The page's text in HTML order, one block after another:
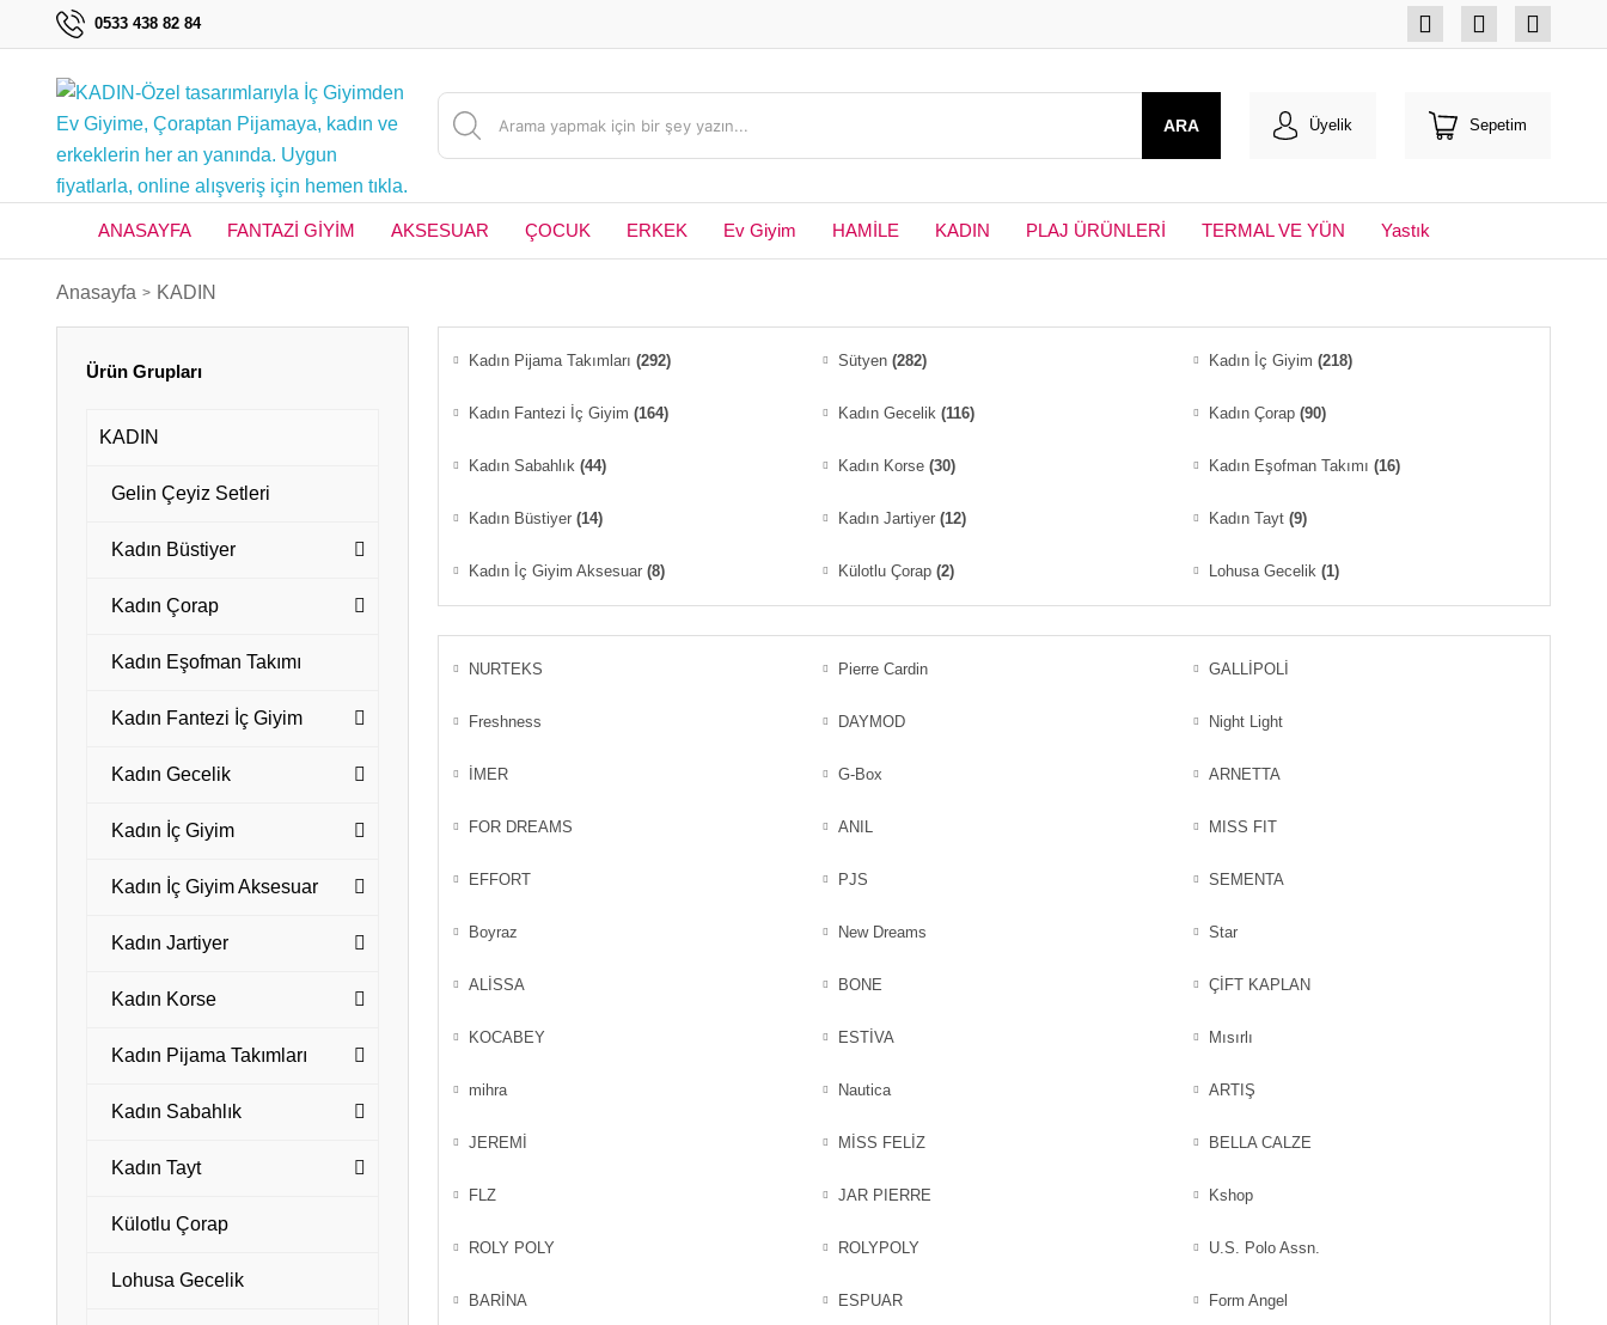
0533 438 82 84
ARA Üyelik Sepetim
ANASAYFA FANTAZİ GİYİM AKSESUAR ÇOCUK ERKEK Ev Giyim HAMİLE KADIN PLAJ ÜRÜNLERİ TERMAL VE YÜN Yastık
Anasayfa KADIN
Ürün Grupları
KADIN
Gelin Çeyiz Setleri
Kadın Büstiyer
Kadın Çorap
Kadın Eşofman Takımı
Kadın Fantezi İç Giyim
Kadın Gecelik
Kadın İç Giyim
Kadın İç Giyim Aksesuar
Kadın Jartiyer
Kadın Korse
Kadın Pijama Takımları
Kadın Sabahlık
Kadın Tayt
Külotlu Çorap
Lohusa Gecelik
Kadın Pijama Takımları (292) Sütyen(282) Kadın İç Giyim(218)
Kadın Fantezi İç Giyim (164) Kadın Gecelik(116) Kadın Çorap(90)
Kadın Sabahlık (44) Kadın Korse(30) Kadın Eşofman Takımı(16)
Kadın Büstiyer (14) Kadın Jartiyer(12) Kadın Tayt(9)
Kadın İç Giyim Aksesuar (8) Külotlu Çorap(2) Lohusa Gecelik(1)
NURTEKS Pierre Cardin GALLİPOLİ
Freshness DAYMOD Night Light
İMER G-Box ARNETTA
FOR DREAMS ANIL MISS FIT
EFFORT PJS SEMENTA
Boyraz New Dreams Star
ALİSSA BONE ÇİFT KAPLAN
KOCABEY ESTİVA Mısırlı
mihra Nautica ARTIŞ
JEREMİ MİSS FELİZ BELLA CALZE
FLZ JAR PIERRE Kshop
ROLY POLY ROLYPOLY U.S. Polo Assn.
BARİNA ESPUAR Form Angel